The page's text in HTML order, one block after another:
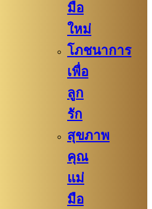
มือ
ใหม่
โภชนาการ
เพื่อ
ลูก
รัก
สุขภาพ
คุณ
แม่
มือ